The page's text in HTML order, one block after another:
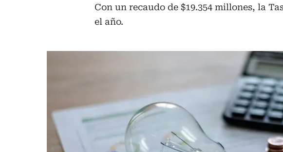
Con un recaudo de $19.354 millones, la
el año.